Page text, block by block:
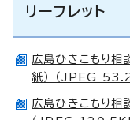
リーフレット
広島ひきこもり相
紙） （JPEG
広島ひきこもり相